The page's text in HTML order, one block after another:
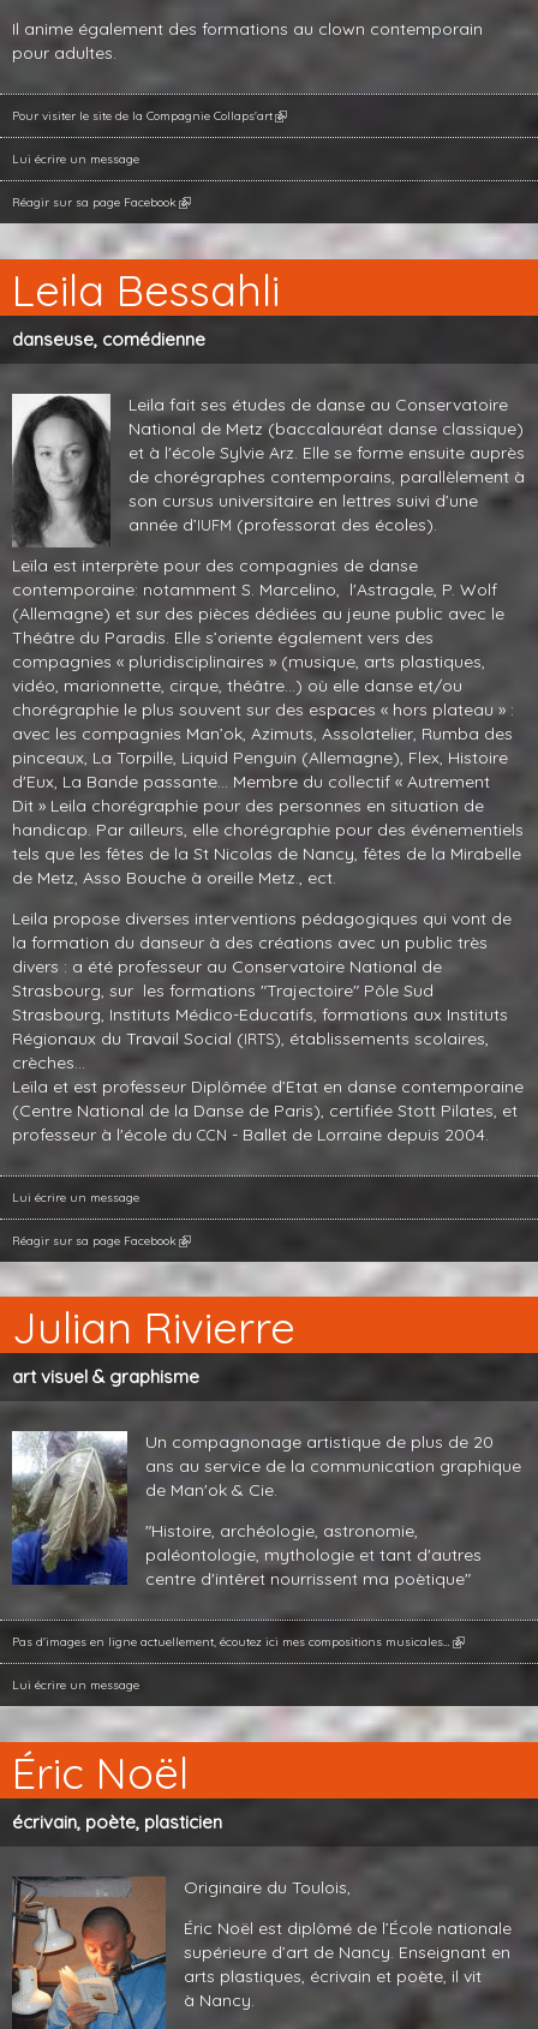
Il anime également des formations au clown contemporain
pour adultes.
Pour visiter le site de la Compagnie Collaps'art
Lui écrire un message
Réagir sur sa page Facebook
Leila Bessahli
danseuse, comédienne
Leila fait ses études de danse au Conservatoire
National de Metz (baccalauréat danse classique)
et à l'école Sylvie Arz. Elle se forme ensuite auprès
de chorégraphes contemporains, parallèlement à
son cursus universitaire en lettres suivi d’une
année d’IUFM (professorat des écoles).
Leïla est interprète pour des compagnies de danse
contemporaine: notamment S. Marcelino, l'Astragale, P. Wolf
(Allemagne) et sur des pièces dédiées au jeune public avec le
Théâtre du Paradis. Elle s’oriente également vers des
compagnies « pluridisciplinaires » (musique, arts plastiques,
vidéo, marionnette, cirque, théâtre...) où elle danse et/ou
chorégraphie le plus souvent sur des espaces « hors plateau » :
avec les compagnies Man’ok, Azimuts, Assolatelier, Rumba des
pinceaux, La Torpille, Liquid Penguin (Allemagne), Flex, Histoire
d'Eux, La Bande passante... Membre du collectif « Autrement
Dit » Leila chorégraphie pour des personnes en situation de
handicap. Par ailleurs, elle chorégraphie pour des événementiels
tels que les fêtes de la St Nicolas de Nancy, fêtes de la Mirabelle
de Metz, Asso Bouche à oreille Metz., ect.
Leila propose diverses interventions pédagogiques qui vont de
la formation du danseur à des créations avec un public très
divers : a été professeur au Conservatoire National de
Strasbourg, sur les formations "Trajectoire" Pôle Sud
Strasbourg, Instituts Médico-Educatifs, formations aux Instituts
Régionaux du Travail Social (IRTS), établissements scolaires,
crèches...
Leïla et est professeur Diplômée d’Etat en danse contemporaine
(Centre National de la Danse de Paris), certifiée Stott Pilates, et
professeur à l'école du CCN - Ballet de Lorraine depuis 2004.
Lui écrire un message
Réagir sur sa page Facebook
Julian Rivierre
art visuel & graphisme
Un compagnonage artistique de plus de 20
ans au service de la communication graphique
de Man'ok & Cie.
"Histoire, archéologie, astronomie,
paléontologie, mythologie et tant d'autres
centre d'intêret nourrissent ma poètique"
Pas d'images en ligne actuellement, écoutez ici mes compositions musicales…
Lui écrire un message
Éric Noël
écrivain, poète, plasticien
Originaire du Toulois,
Éric Noël est diplômé de l’École nationale
supérieure d’art de Nancy. Enseignant en
arts plastiques, écrivain et poète, il vit
à Nancy.